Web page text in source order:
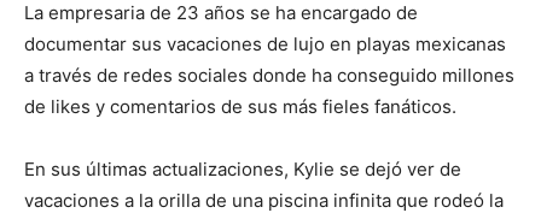
La empresaria de 23 años se ha encargado de
documentar sus vacaciones de lujo en playas mexicanas
a través de redes sociales donde ha conseguido millones
de likes y comentarios de sus más fieles fanáticos.
En sus últimas actualizaciones, Kylie se dejó ver de
vacaciones a la orilla de una piscina infinita que rodeó la